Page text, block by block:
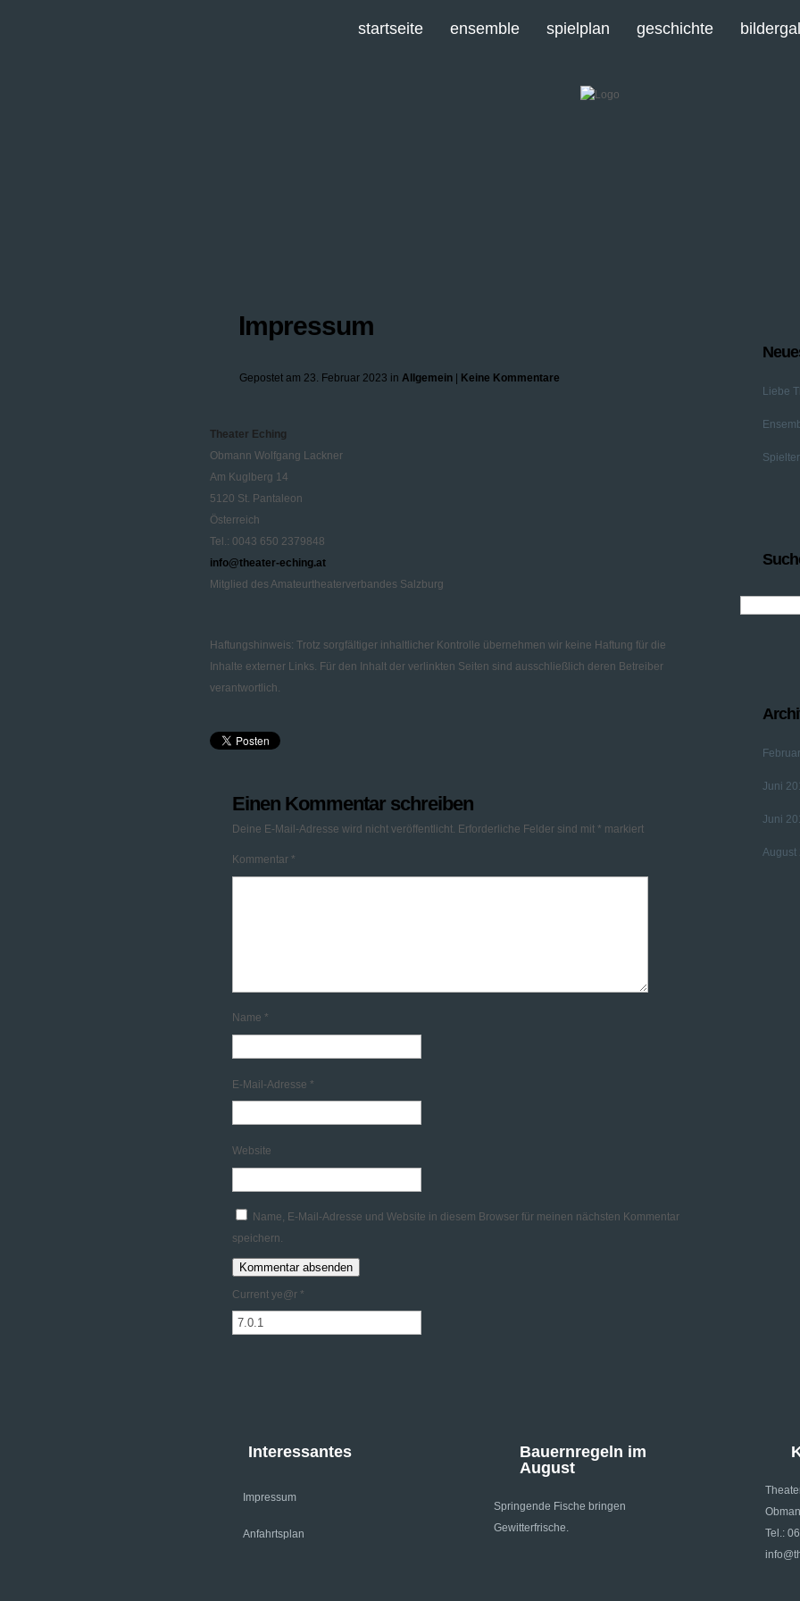
startseite ensemble spielplan geschichte
Impressum
Gepostet am 23. Februar 2023 in Allgemein| Keine Kommentare
Theater Eching
Obmann Wolfgang Lackner
Am Kuglberg 14
5120 St. Pantaleon
Österreich
Tel.: 0043 650 2379848
info@theater-eching.at
Mitglied des Amateurtheaterverbandes Salzburg
Haftungshinweis: Trotz sorgfältiger inhaltlicher Kontrolle übernehmen wir keine Haftung für die
Inhalte externer Links. Für den Inhalt der verlinkten Seiten sind ausschließlich deren Betreiber
verantwortlich.
Einen Kommentar schreiben
Deine E-Mail-Adresse wird nicht veröffentlicht. Erforderliche Felder sind mit * markiert
Kommentar *
Name *
E-Mail-Adresse *
Website
Name, E-Mail-Adresse und Website in diesem Browser für meinen nächsten Kommentar
speichern.
Current ye@r *
Liebe
Juni
Juni
August
Interessantes
Impressum
Anfahrtsplan
Bauernregeln im
August
Springende Fische bringen
Gewitterfrische.
Tel.: